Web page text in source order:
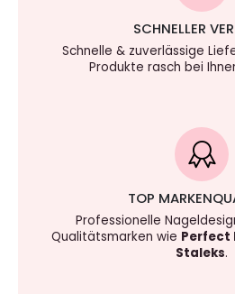
SCHNELLER
Schnelle & zuverlässige
Produkte rasch bei
TOP
Professionelle
Qualitätsmarken wie Perfect
Staleks.